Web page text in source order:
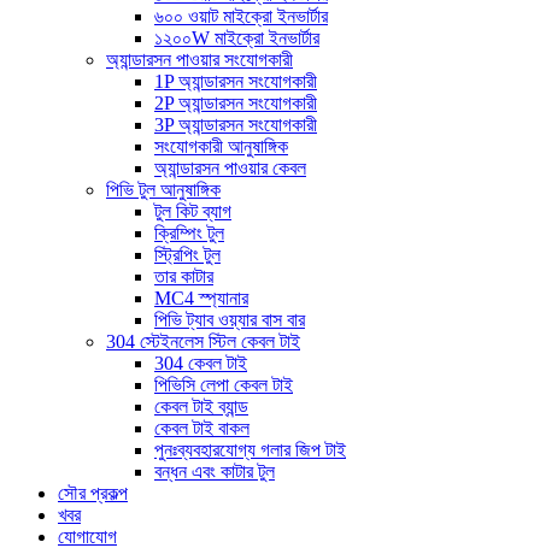
৬০০ ওয়াট মাইক্রো ইনভার্টার
১২০০W মাইক্রো ইনভার্টার
অ্যান্ডারসন পাওয়ার সংযোগকারী
1P অ্যান্ডারসন সংযোগকারী
2P অ্যান্ডারসন সংযোগকারী
3P অ্যান্ডারসন সংযোগকারী
সংযোগকারী আনুষাঙ্গিক
অ্যান্ডারসন পাওয়ার কেবল
পিভি টুল আনুষাঙ্গিক
টুল কিট ব্যাগ
ক্রিম্পিং টুল
স্ট্রিপিং টুল
তার কাটার
MC4 স্প্যানার
পিভি ট্যাব ওয়্যার বাস বার
304 স্টেইনলেস স্টিল কেবল টাই
304 কেবল টাই
পিভিসি লেপা কেবল টাই
কেবল টাই ব্যান্ড
কেবল টাই বাকল
পুনঃব্যবহারযোগ্য গলার জিপ টাই
বন্ধন এবং কাটার টুল
সৌর প্রকল্প
খবর
যোগাযোগ